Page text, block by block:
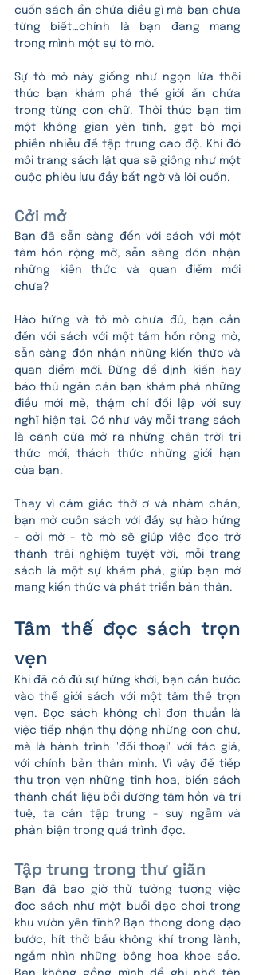
cuốn sách ẩn chứa điều gì mà bạn chưa
từng biết…chính là bạn đang mang
trong mình một sự tò mò.
Sự tò mò này giống như ngọn lửa thôi
thúc bạn khám phá thế giới ẩn chứa
trong từng con chữ. Thôi thúc bạn tìm
một không gian yên tĩnh, gạt bỏ mọi
phiền nhiễu để tập trung cao độ. Khi đó
mỗi trang sách lật qua sẽ giống như một
cuộc phiêu lưu đầy bất ngờ và lôi cuốn.
Cởi mở
Bạn đã sẵn sàng đến với sách với một
tâm hồn rộng mở, sẵn sàng đón nhận
những kiến thức và quan điểm mới
chưa?
Hào hứng và tò mò chưa đủ, bạn cần
đến với sách với một tâm hồn rộng mở,
sẵn sàng đón nhận những kiến thức và
quan điểm mới. Đừng để định kiến hay
bảo thủ ngăn cản bạn khám phá những
điều mới mẻ, thậm chí đối lập với suy
nghĩ hiện tại. Có như vậy mỗi trang sách
là cánh cửa mở ra những chân trời tri
thức mới, thách thức những giới hạn
của bạn.
Thay vì cảm giác thờ ơ và nhàm chán,
bạn mở cuốn sách với đầy sự hào hứng
- cởi mở - tò mò sẽ giúp việc đọc trở
thành trải nghiệm tuyệt vời, mỗi trang
sách là một sự khám phá, giúp bạn mở
mang kiến thức và phát triển bản thân.
Tâm thế đọc sách trọn
vẹn
Khi đã có đủ sự hứng khởi, bạn cần bước
vào thế giới sách với một tâm thế trọn
vẹn. Đọc sách không chỉ đơn thuần là
việc tiếp nhận thụ động những con chữ,
mà là hành trình "đối thoại" với tác giả,
với chính bản thân mình. Vì vậy để tiếp
thu trọn vẹn những tinh hoa, biến sách
thành chất liệu bồi dưỡng tâm hồn và trí
tuệ, ta cần tập trung - suy ngẫm và
phản biện trong quá trình đọc.
Tập trung trong thư giãn
Bạn đã bao giờ thử tưởng tượng việc
đọc sách như một buổi dạo chơi trong
khu vườn yên tĩnh? Bạn thong dong dạo
bước, hít thở bầu không khí trong lành,
ngắm nhìn những bông hoa khoe sắc.